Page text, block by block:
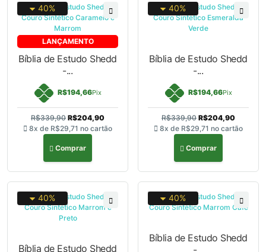
LANÇAMENTO
40%
Bíblia de Estudo Shedd
-...
R$194,66Pix
R$339,90 R$204,90
8x de R$29,71 no cartão
Comprar
40%
Bíblia de Estudo Shedd
-...
R$194,66Pix
R$339,90 R$204,90
8x de R$29,71 no cartão
Comprar
40%
Bíblia de Estudo Shedd
40%
Bíblia de Estudo Shedd